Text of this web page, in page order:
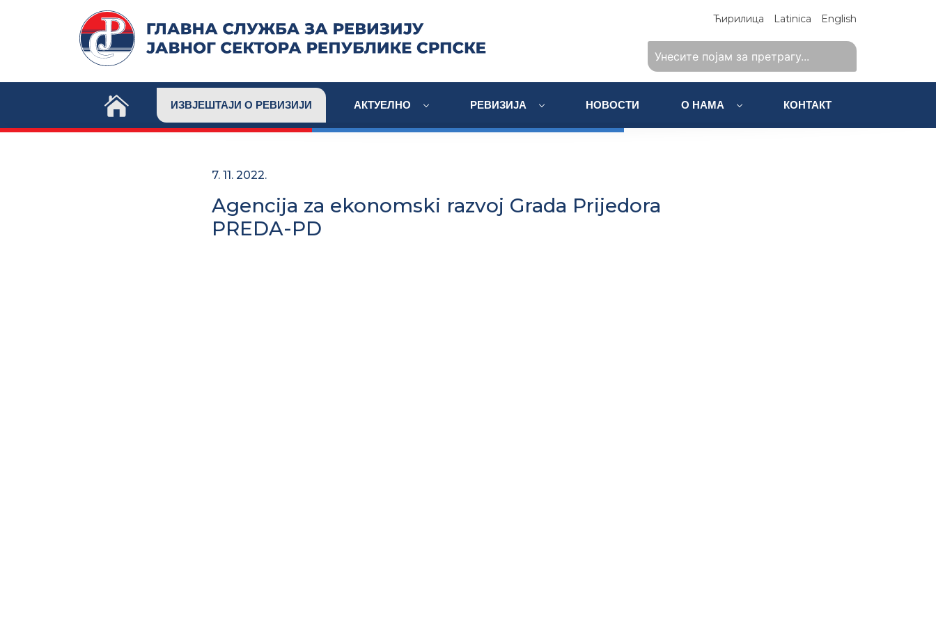
Ћирилица Latinica English
ИЗВЈЕШТАЈИ О РЕВИЗИЈИ АКТУЕЛНО РЕВИЗИЈА НОВОСТИ О НАМА КОНТАКТ
7. 11. 2022.
Agencija za ekonomski razvoj Grada Prijedora
PREDA-PD